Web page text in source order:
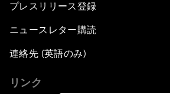
プレスリリース登録
ニュースレター購読
連絡先 (英語のみ)
リンク